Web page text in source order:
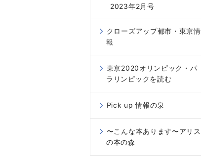
2023年2月号
クローズアップ都市・東京情
報
東京2020オリンピック・パ
ラリンピックを読む
Pick up 情報の泉
〜こんな本あります〜アリス
の本の森